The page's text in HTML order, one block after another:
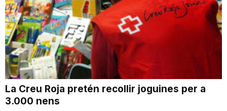
La Creu Roja pretén recollir joguines per a
3.000 nens